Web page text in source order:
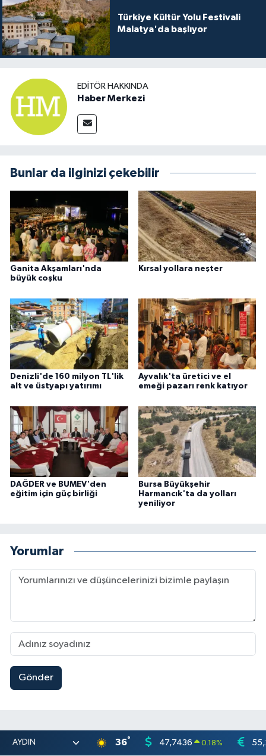
Türkiye Kültür Yolu Festivali
Malatya'da başlıyor
EDITÖR HAKKINDA
Haber Merkezi
Bunlar da ilginizi çekebilir
Ganita Akşamları'nda
büyük coşku
Kırsal yollara neşter
Denizli'de 160 milyon TL'lik
alt ve üstyapı yatırımı
Ayvalık'ta üretici ve el
emeği pazarı renk katıyor
DAĞDER ve BUMEV'den
eğitim için güç birliği
Bursa Büyükşehir
Harmancık'ta da yolları
yeniliyor
Yorumlar
Gönder
36° 47,7436 0.18%